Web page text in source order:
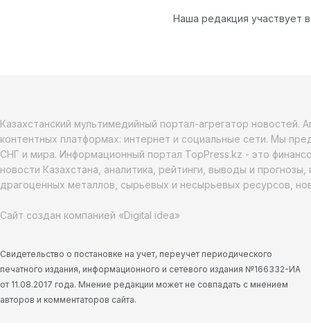
Наша редакция участвует
Казахстанский мультимедийный портал-агрегатор новостей.
контентных платформах: интернет и социальные сети. Мы
СНГ и мира. Информационный портал TopPress.kz - это
новости Казахстана, аналитика, рейтинги, выводы и
драгоценных металлов, сырьевых и несырьевых ресурсов,
Сайт создан компанией «Digital idea»
Свидетельство о постановке на учет, переучет периодического
печатного издания, информационного и сетевого издания №166332-ИА
от 11.08.2017 года. Мнение редакции может не совпадать с мнением
авторов и комментаторов сайта.